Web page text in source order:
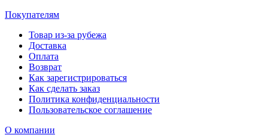
Покупателям
Товар из-за рубежа
Доставка
Оплата
Возврат
Как зарегистрироваться
Как сделать заказ
Политика конфиденциальности
Пользовательское соглашение
О компании